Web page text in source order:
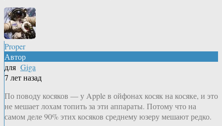
Proper
Автор
для Giga
7 лет назад
По поводу косяков — у Apple в ойфонах косяк на косяке, и это
не мешает лохам топить за эти аппараты. Потому что на
самом деле 90% этих косяков среднему юзеру мешают редко.